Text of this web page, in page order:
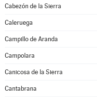
Cabezón de la Sierra
Caleruega
Campillo de Aranda
Campolara
Canicosa de la Sierra
Cantabrana